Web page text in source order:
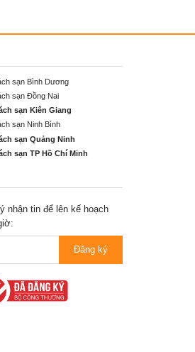
sạn Bình Dương
sạn Đồng Nai
sạn Kiên Giang
sạn Ninh Bình
sạn Quảng Ninh
sạn TP Hồ Chí Minh
nhận tin để lên kế hoạch
Đăng ký